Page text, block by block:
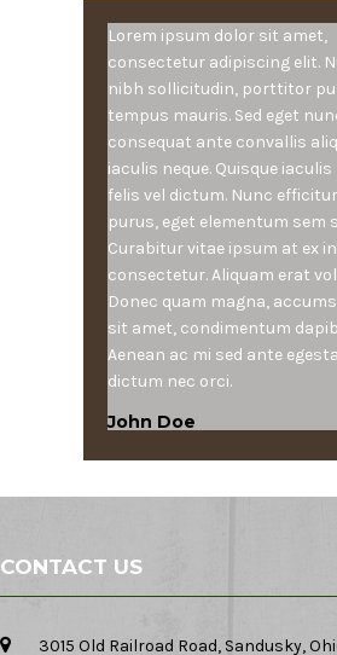
Lorem ipsum dolor sit amet,
consectetur adipiscing elit.
nibh sollicitudin, porttitor
tempus mauris. Sed eget
consequat ante convallis
iaculis neque. Quisque
felis vel dictum. Nunc
purus, eget elementum sem
Curabitur vitae ipsum at ex
consectetur. Aliquam erat
Donec quam magna,
sit amet, condimentum
Aenean ac mi sed ante
dictum nec orci.
John Doe
CONTACT US
3015 Old Railroad Road, Sandusky,